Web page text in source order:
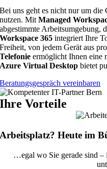
Bei uns geht es nicht nur um die
nutzen. MitManaged
abgestimmte Arbeitsumgebung,
Workspace 365 integriert Ihre
Freiheit, von jedem Gerät aus
Telefonie ermöglicht Ihnen eine
Azure Virtual Desktop bietet
Beratungsgespräch vereinbaren
Ihre Vorteile
Arbeitsplatz? Heute im
…egal wo Sie gerade sind –